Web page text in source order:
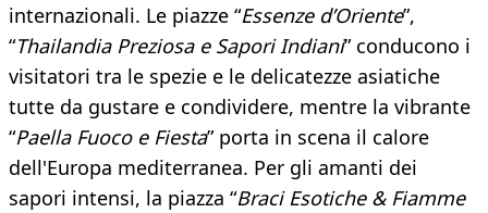
internazionali. Le piazze “Essenze d’Oriente”,
“Thailandia Preziosa e Sapori Indiani” conducono i
visitatori tra le spezie e le delicatezze asiatiche
tutte da gustare e condividere, mentre la vibrante
“Paella Fuoco e Fiesta” porta in scena il calore
dell'Europa mediterranea. Per gli amanti dei
sapori intensi, la piazza “Braci Esotiche & Fiamme